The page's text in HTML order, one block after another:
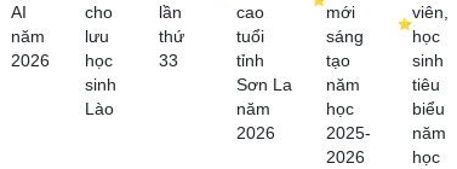
AI
năm
2026
cho
lưu
học
sinh
Lào
lần
thứ
33
cao
tuổi
tỉnh
Sơn La
năm
2026
mới
sáng
tạo
năm
học
2025-
2026
viên,
học
sinh
tiêu
biểu
năm
học